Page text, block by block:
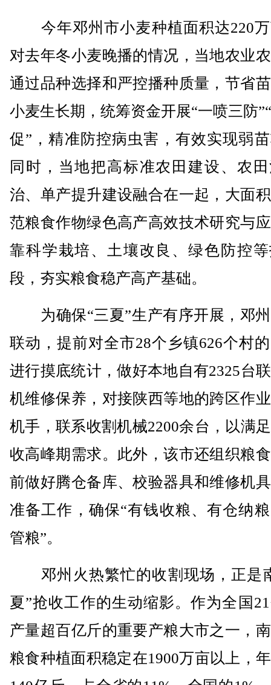
今年邓州市小麦种植面积达220万
对去年冬小麦晚播的情况，当地农业
通过品种选择和严控播种质量，节省
小麦生长期，统筹资金开展“一喷三防
促”，精准防控病虫害，有效实现弱
同时，当地把高标准农田建设、农
治、单产提升建设融合在一起，大面
范粮食作物绿色高产高效技术研究与
靠科学栽培、土壤改良、绿色防控
段，夯实粮食稳产高产基础。
为确保“三夏”生产有序开展，邓
联动，提前对全市28个乡镇626个村
进行摸底统计，做好本地自有2325台
机维修保养，对接陕西等地的跨区作
机手，联系收割机械2200余台，以满
收高峰期需求。此外，该市还组织粮
前做好腾仓备库、校验器具和维修机
准备工作，确保“有钱收粮、有仓纳
管粮”。
邓州火热繁忙的收割现场，正是
夏”抢收工作的生动缩影。作为全国
产量超百亿斤的重要产粮大市之一，
粮食种植面积稳定在1900万亩以上，